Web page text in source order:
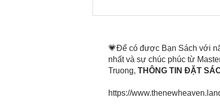
💗Để có được Bạn Sách với
nhất và sự chúc phúc từ
Truong, THÔNG TIN ĐẶT
https://